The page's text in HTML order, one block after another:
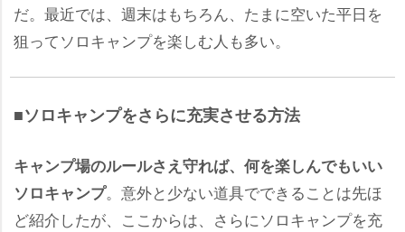
だ。最近では、週末はもちろん、たまに空いた平日を
狙ってソロキャンプを楽しむ人も多い。
■ソロキャンプをさらに充実させる方法
キャンプ場のルールさえ守れば、何を楽しんでもいい
ソロキャンプ。意外と少ない道具でできることは先ほ
ど紹介したが、ここからは、さらにソロキャンプを充